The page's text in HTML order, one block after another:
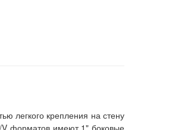
легкого крепления на стену